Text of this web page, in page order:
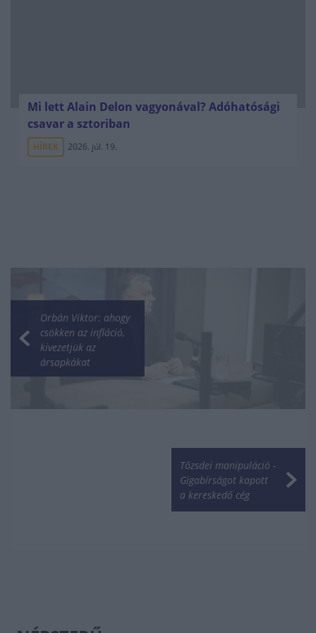
Mi lett Alain Delon vagyonával? Adóhatósági
csavar a sztoriban
HÍREK 2026. júl. 19.
Orbán Viktor: ahogy
csökken az infláció,
kivezetjük az
ársapkákat
Tőzsdei manipuláció -
Gigabírságot kapott
a kereskedő cég